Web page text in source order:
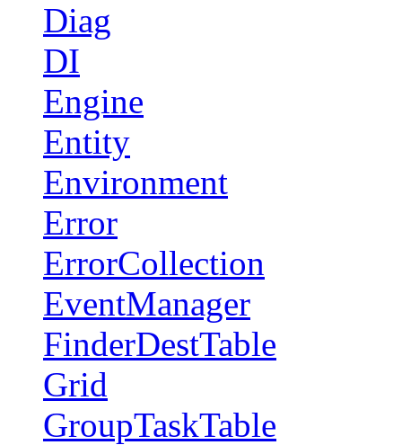
Diag
DI
Engine
Entity
Environment
Error
ErrorCollection
EventManager
FinderDestTable
Grid
GroupTaskTable